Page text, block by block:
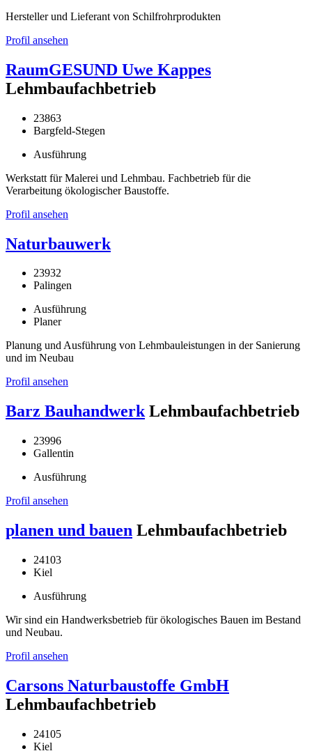
Hersteller und Lieferant von Schilfrohrprodukten
Profil ansehen
RaumGESUND Uwe Kappes
Lehmbaufachbetrieb
23863
Bargfeld-Stegen
Ausführung
Werkstatt für Malerei und Lehmbau. Fachbetrieb für die
Verarbeitung ökologischer Baustoffe.
Profil ansehen
Naturbauwerk
23932
Palingen
Ausführung
Planer
Planung und Ausführung von Lehmbauleistungen in der Sanierung
und im Neubau
Profil ansehen
Barz Bauhandwerk Lehmbaufachbetrieb
23996
Gallentin
Ausführung
Profil ansehen
planen und bauen Lehmbaufachbetrieb
24103
Kiel
Ausführung
Wir sind ein Handwerksbetrieb für ökologisches Bauen im Bestand
und Neubau.
Profil ansehen
Carsons Naturbaustoffe GmbH
Lehmbaufachbetrieb
24105
Kiel